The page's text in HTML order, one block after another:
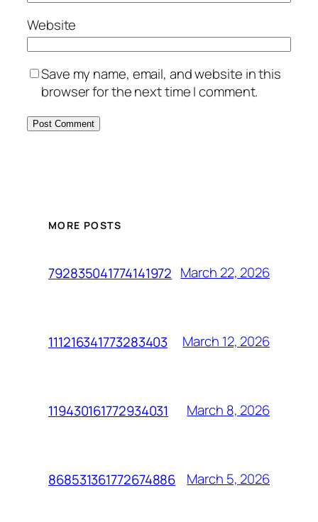
Website
Save my name, email, and website in this
browser for the next time I comment.
MORE POSTS
792835041774141972 March 22, 2026
111216341773283403 March 12, 2026
119430161772934031 March 8, 2026
868531361772674886 March 5, 2026